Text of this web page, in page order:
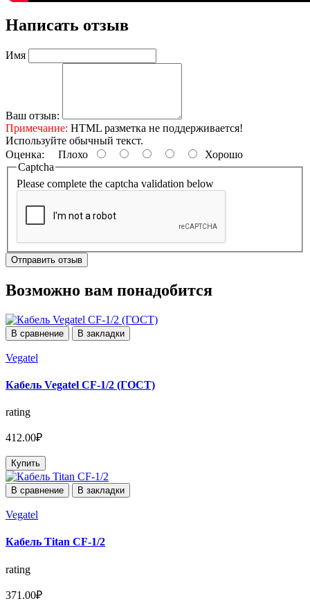
Написать отзыв
Имя
Ваш отзыв:
Примечание: HTML разметка не поддерживается!
Используйте обычный текст.
Оценка: Плохо
Хорошо
Captcha
Please complete the captcha validation below
Отправить отзыв
Возможно вам понадобится
В сравнение В закладки
Vegatel
Кабель Vegatel CF-1/2 (ГОСТ)
rating
412.00₽
Купить
В сравнение В закладки
Vegatel
Кабель Titan CF-1/2
rating
371.00₽